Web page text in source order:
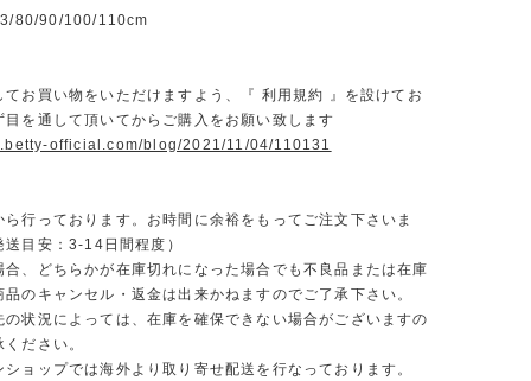
80/90/100/110cm
てお買い物をいただけますよう、『 利用規約 』を設けてお
目を通して頂いてからご購入をお願い致します
official.com/blog/2021/11/04/110131
ら行っております。お時間に余裕をもってご注文下さいま
送目安：3-14日間程度）
合、どちらかが在庫切れになった場合でも不良品または在庫
品のキャンセル・返金は出来かねますのでご了承下さい。
の状況によっては、在庫を確保できない場合がございますの
ださい。
ショップでは海外より取り寄せ配送を行なっております。